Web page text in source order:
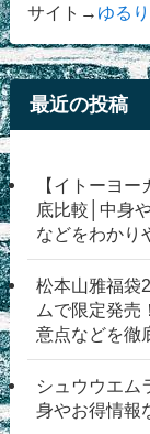
サイト→ ゆるり
最近の投稿
【イトーヨ
底比較│中身
などをわかり
松本山雅福袋
ムで限定発売
意点などを徹
シュウウエム
身やお得情報